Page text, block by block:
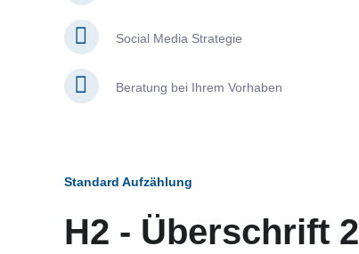
Social Media Strategie
Beratung bei Ihrem Vorhaben
Standard Aufzählung
H2 - Überschrift 2